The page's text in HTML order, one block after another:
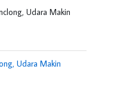
Udara Makin